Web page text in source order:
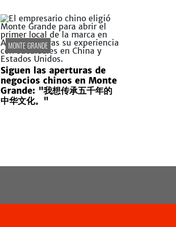
MONTE GRANDE
Siguen las aperturas de
negocios chinos en Monte
Grande: "我想传承五千年的
中华文化。"